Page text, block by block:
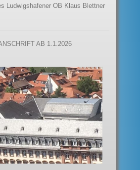
Ludwigshafener OB Klaus Blettner
AB 1.1.2026